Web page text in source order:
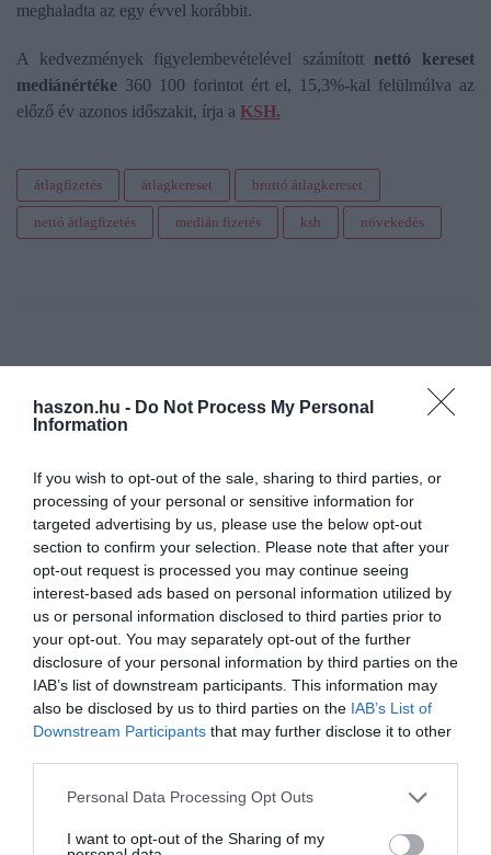
haszon.hu - Do Not Process My Personal
Information
If you wish to opt-out of the sale, sharing to third parties, or
processing of your personal or sensitive information for
targeted advertising by us, please use the below opt-out
section to confirm your selection. Please note that after your
opt-out request is processed you may continue seeing
interest-based ads based on personal information utilized by
us or personal information disclosed to third parties prior to
your opt-out. You may separately opt-out of the further
disclosure of your personal information by third parties on the
IAB’s list of downstream participants. This information may
also be disclosed by us to third parties on the IAB’s List of
Downstream Participants that may further disclose it to other
Please note that this website/app uses one or more Google
not limited to your visit or usage behaviour. You may click to
Personal Data Processing Opt Outs
I want to opt-out of the Sharing of my
meghaladta az egy évvel korábbit.
A kedvezmények figyelembevételével számítottnettó kereset
mediánértéke 360 100 forintot ért el, 15,3%-kal felülmúlva az
előző év azonos időszakit, írja a KSH.
átlagfizetés átlagkereset bruttó átlagkereset
nettó átlagfizetés medián fizetés ksh növekedés